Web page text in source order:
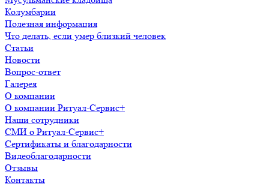
Колумбарии
Полезная информация
Что делать, если умер близкий человек
Статьи
Новости
Вопрос-ответ
Галерея
О компании
О компании Ритуал-Сервис+
Наши сотрудники
СМИ о Ритуал-Сервис+
Сертификаты и благодарности
Видеоблагодарности
Отзывы
Контакты